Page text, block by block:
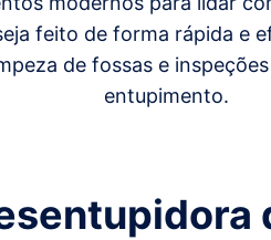
feito de forma rápida e
de fossas e
entupimento.